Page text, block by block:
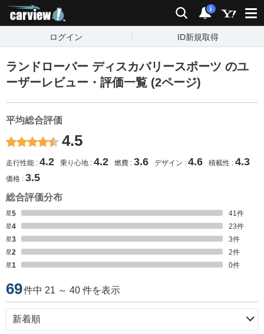
検索 通知
i
ログイン ID新規取得
ランドローバー ディスカバリースポーツ のユ
ーザーレビュー・評価一覧 (2ページ)
平均総合評価
4.5
走行性能 4.2 乗り心地 4.2 燃費 3.6 デザイン 4.6 積載性 4.3
価格 3.5
総合評価分布
星5 41件
星4
23件
星3
3件
星2
2件
星1
0件
69件中 21 ～ 40 件を表示